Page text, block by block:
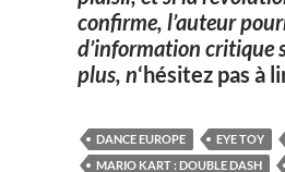
confirme, l’auteur
d’information critique
plus, n‘hésitez pas à
DANCE EUROPE EYE TOY
MARIO KART : DOUBLE DASH